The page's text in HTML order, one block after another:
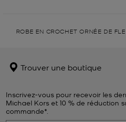
ROBE EN CROCHET ORNÉE DE
Trouver une boutique
Inscrivez-vous pour recevoir les
Michael Kors et 10 % de réduction
commande*.